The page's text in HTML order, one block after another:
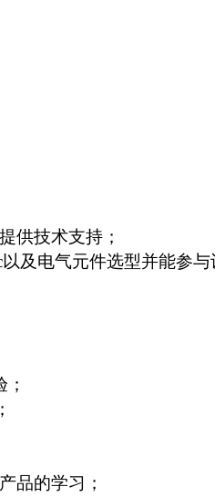
供技术支持；
以及电气元件选型并能参
品的学习；